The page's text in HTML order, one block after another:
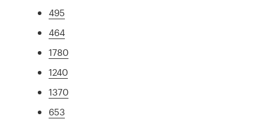
495
464
1780
1240
1370
653